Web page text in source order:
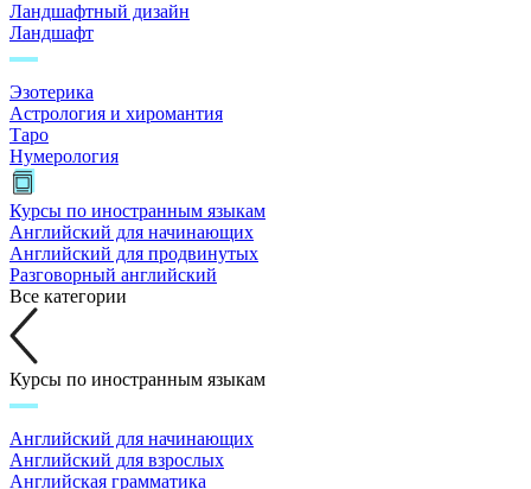
Ландшафтный дизайн
Ландшафт
Эзотерика
Астрология и хиромантия
Таро
Нумерология
Курсы по иностранным языкам
Английский для начинающих
Английский для продвинутых
Разговорный английский
Все категории
Курсы по иностранным языкам
Английский для начинающих
Английский для взрослых
Английская грамматика